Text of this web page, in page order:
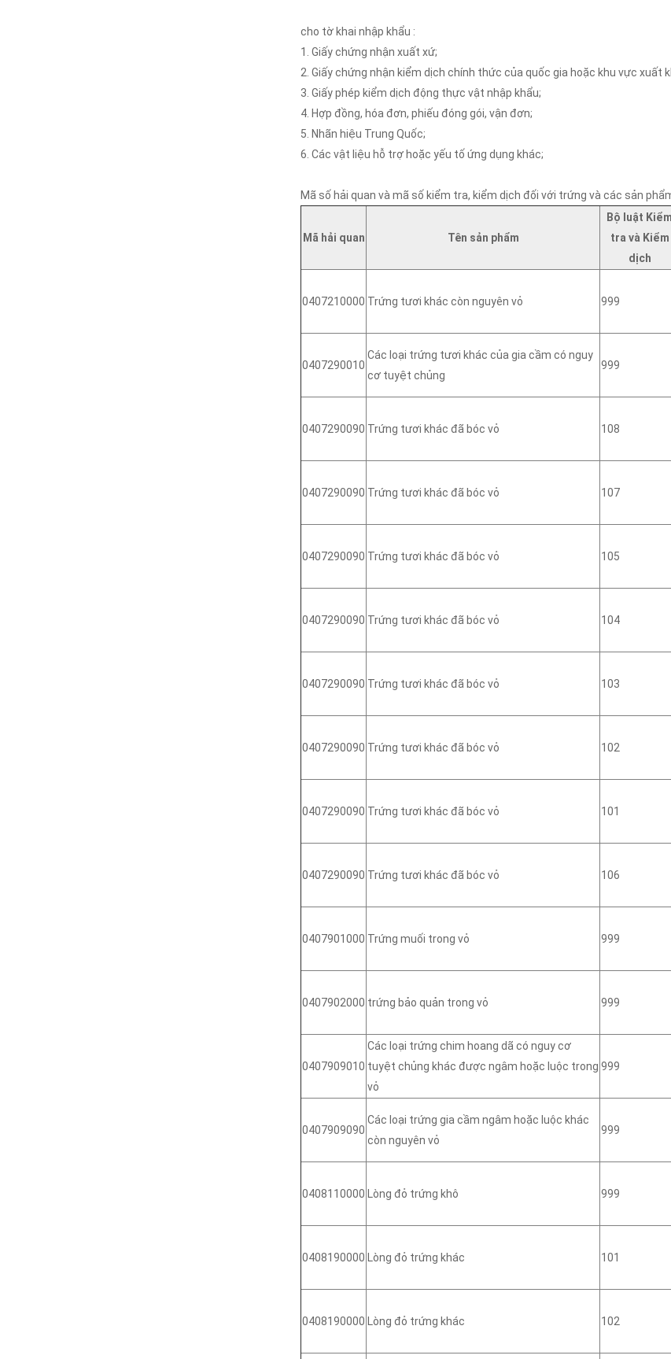
cho tờ khai nhập khẩu :
1. Giấy chứng nhận xuất xứ;
2. Giấy chứng nhận kiểm dịch chính thức của quốc gia hoặc khu vực xuất
3. Giấy phép kiểm dịch động thực vật nhập khẩu;
4. Hợp đồng, hóa đơn, phiếu đóng gói, vận đơn;
5. Nhãn hiệu Trung Quốc;
6. Các vật liệu hỗ trợ hoặc yếu tố ứng dụng khác;
Mã số hải quan và mã số kiểm tra, kiểm dịch đối với trứng và các sản
Mã hải quan Tên sản phẩm
Bộ luật Kiểm
tra và Kiểm
dịch
0407210000 Trứng tươi khác còn nguyên vỏ 999
0407290010
Các loại trứng tươi khác của gia cầm có nguy
cơ tuyệt chủng
999
0407290090 Trứng tươi khác đã bóc vỏ 108
0407290090 Trứng tươi khác đã bóc vỏ 107
0407290090 Trứng tươi khác đã bóc vỏ 105
0407290090 Trứng tươi khác đã bóc vỏ 104
0407290090 Trứng tươi khác đã bóc vỏ 103
0407290090 Trứng tươi khác đã bóc vỏ 102
0407290090 Trứng tươi khác đã bóc vỏ 101
0407290090 Trứng tươi khác đã bóc vỏ 106
0407901000 Trứng muối trong vỏ 999
0407902000 trứng bảo quản trong vỏ 999
0407909010
Các loại trứng chim hoang dã có nguy cơ
tuyệt chủng khác được ngâm hoặc luộc trong
vỏ
999
0407909090
Các loại trứng gia cầm ngâm hoặc luộc khác
còn nguyên vỏ
999
0408110000 Lòng đỏ trứng khô 999
0408190000 Lòng đỏ trứng khác 101
0408190000 Lòng đỏ trứng khác 102